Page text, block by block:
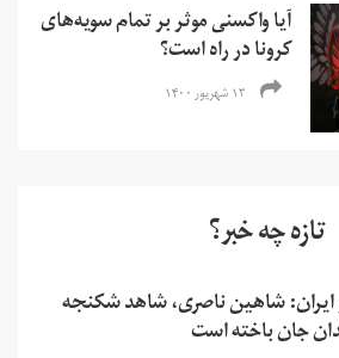
آیا واکسنی موثر بر تمام سویه‌های
کرونا در راه است؟
۱۳ شهریور ۱۴۰۰
تازه چه خبر؟
شاهین ناصری، شاهد شکنجه
جان باخته است